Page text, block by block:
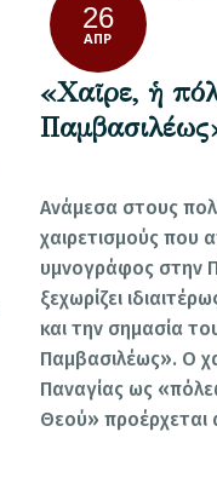
26
ΑΠΡ
«Χαῖρε, ἡ
Ανάμεσα στους
χαιρετισμούς που
υμνογράφος στην
ξεχωρίζει
και την σημασία
Παμβασιλέως». Ο
Παναγίας ως
Θεού»